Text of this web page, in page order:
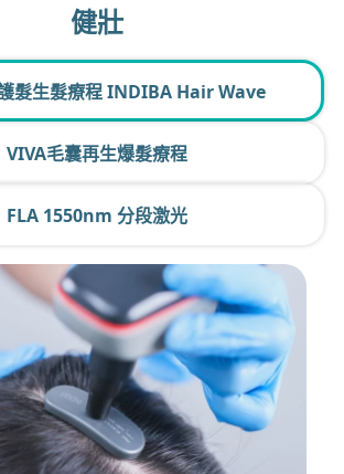
健壯
髮生髮療程 INDIBA Hair Wave
VIVA毛囊再生爆髮療程
FLA 1550nm 分段激光